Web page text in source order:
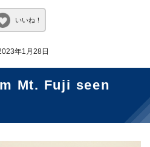
いいね！
年1月28日
Mt. Fuji seen